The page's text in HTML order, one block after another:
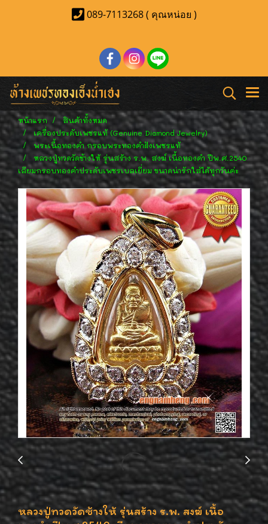
089-7113268 ( คุณหน่อย )
หน้าแรก
สินค้าทั้งหมด
เครื่องประดับเพชรแท้ (Genuine Diamond Jewelry)
พระเนื้อทองคำ กรอบพระทองคำฝังเพชรแท้
หลวงปู่ทวดวัดช้างให้ รุ่นสร้าง ร.พ. สงฆ์ เนื้อทองคำ ปีพ.ศ.2540
เลียมกรอบทองคำประดับเพชรเบลเยี่ยม ขนาดน่ารักใส่ได้ทุกวันค่ะ
หลวงปู่ทวดวัดช้างให้ รุ่นสร้าง ร.พ. สงฆ์ เนื้อ